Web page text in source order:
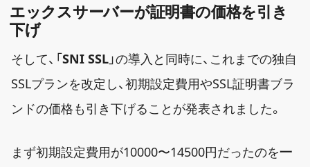
エックスサーバーが証明書の価格を引き
下げ
そして、「SNI SSL」の導入と同時に、これまでの独自
SSLプランを改定し、初期設定費用やSSL証明書ブラ
ンドの価格も引き下げることが発表されました。
まず初期設定費用が10000〜14500円だったのを一